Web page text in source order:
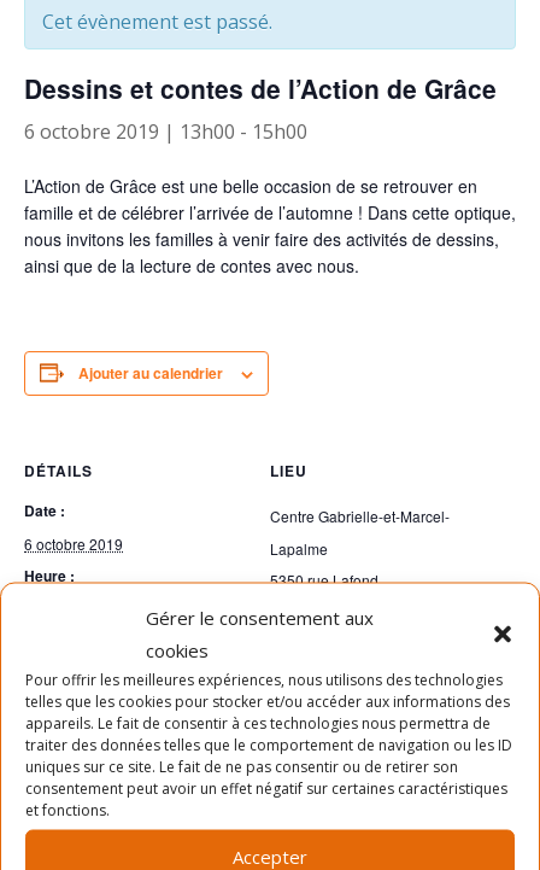
Gérer le consentement aux
cookies
Pour offrir les meilleures expériences, nous utilisons des technologies
telles que les cookies pour stocker et/ou accéder aux informations des
appareils. Le fait de consentir à ces technologies nous permettra de
traiter des données telles que le comportement de navigation ou les ID
uniques sur ce site. Le fait de ne pas consentir ou de retirer son
consentement peut avoir un effet négatif sur certaines caractéristiques
et fonctions.
Accepter
Cet évènement est passé.
Dessins et contes de l’Action de Grâce
6 octobre 2019 | 13h00 - 15h00
L’Action de Grâce est une belle occasion de se retrouver en
famille et de célébrer l’arrivée de l’automne ! Dans cette optique,
nous invitons les familles à venir faire des activités de dessins,
ainsi que de la lecture de contes avec nous.
Ajouter au calendrier
DÉTAILS
Date :
6 octobre 2019
Heure :
LIEU
Centre Gabrielle-et-Marcel-
Lapalme
5350 rue Lafond
Montréal,Québec
Téléphone
514-903-7522
Voir Lieu site web
Cuisine de l’Action de Grâce 7-12 ans